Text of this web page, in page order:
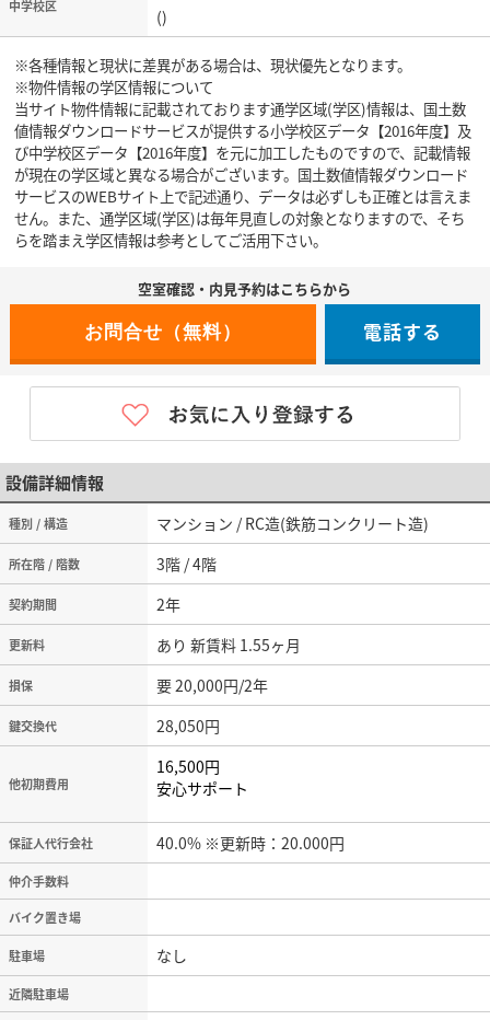
中学校区 ()
※各種情報と現状に差異がある場合は、現状優先となります。
※物件情報の学区情報について
当サイト物件情報に記載されております通学区域(学区)情報は、国土数
値情報ダウンロードサービスが提供する小学校区データ【2016年度】及
び中学校区データ【2016年度】を元に加工したものですので、記載情報
が現在の学区域と異なる場合がございます。国土数値情報ダウンロード
サービスのWEBサイト上で記述通り、データは必ずしも正確とは言えま
せん。また、通学区域(学区)は毎年見直しの対象となりますので、そち
らを踏まえ学区情報は参考としてご活用下さい。
空室確認・内見予約はこちらから
電話する
設備詳細情報
種別 / 構造 マンション / RC造(鉄筋コンクリート造)
所在階 / 階数 3階 / 4階
契約期間 2年
更新料 あり 新賃料 1.55ヶ月
損保 要 20,000円/2年
鍵交換代 28,050円
他初期費用
16,500円
安心サポート
保証人代行会社 40.0% ※更新時：20.000円
仲介手数料
バイク置き場
駐車場 なし
近隣駐車場